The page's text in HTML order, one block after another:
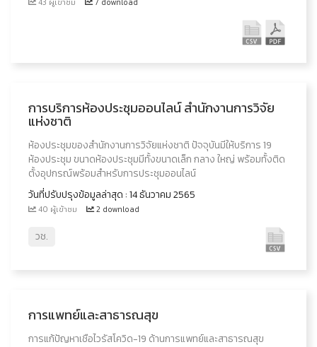
การบริการห้องประชุมออนไลน์ สำนักงานการวิจัย
แห่งชาติ
ห้องประชุมของสำนักงานการวิจัยแห่งชาติ ปัจจุบันมีให้บริการ 19
ห้องประชุม ขนาดห้องประชุมมีทั้งขนาดเล็ก กลาง ใหญ่ พร้อมทั้งติด
ตั้งอุปกรณ์พร้อมสำหรับการประชุมออนไลน์
วันที่ปรับปรุงข้อมูลล่าสุด : 14 ธันวาคม 2565
40 ผู้เข้าชม 2 download
วช.
การแพทย์และสาธารณสุข
การแก้ปัญหาเชือไวรัสโควิด-19 ด้านการแพทย์และสาธารณสุข